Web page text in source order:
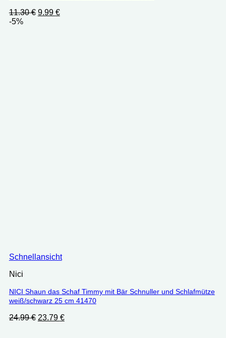
11.30€ Ursprünglicher
9.99 €Aktueller
-5%
Schnellansicht
Nici
NICI Shaun das Schaf Timmy mit Bär Schnuller und Schlafmütze
weiß/schwarz 25 cm 41470
24.99€ Ursprünglicher
23.79 €Aktueller